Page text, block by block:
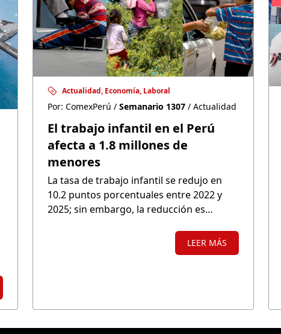
Actualidad, Economía, Laboral
Por: ComexPerú / Semanario 1307 / Actualidad
El trabajo infantil en el Perú
afecta a 1.8 millones de
menores
La tasa de trabajo infantil se redujo en
10.2 puntos porcentuales entre 2022 y
2025; sin embargo, la reducción es
ellos presentan una tasa mayor a la
registrada prepandemia. El nuevo
LEER MÁS